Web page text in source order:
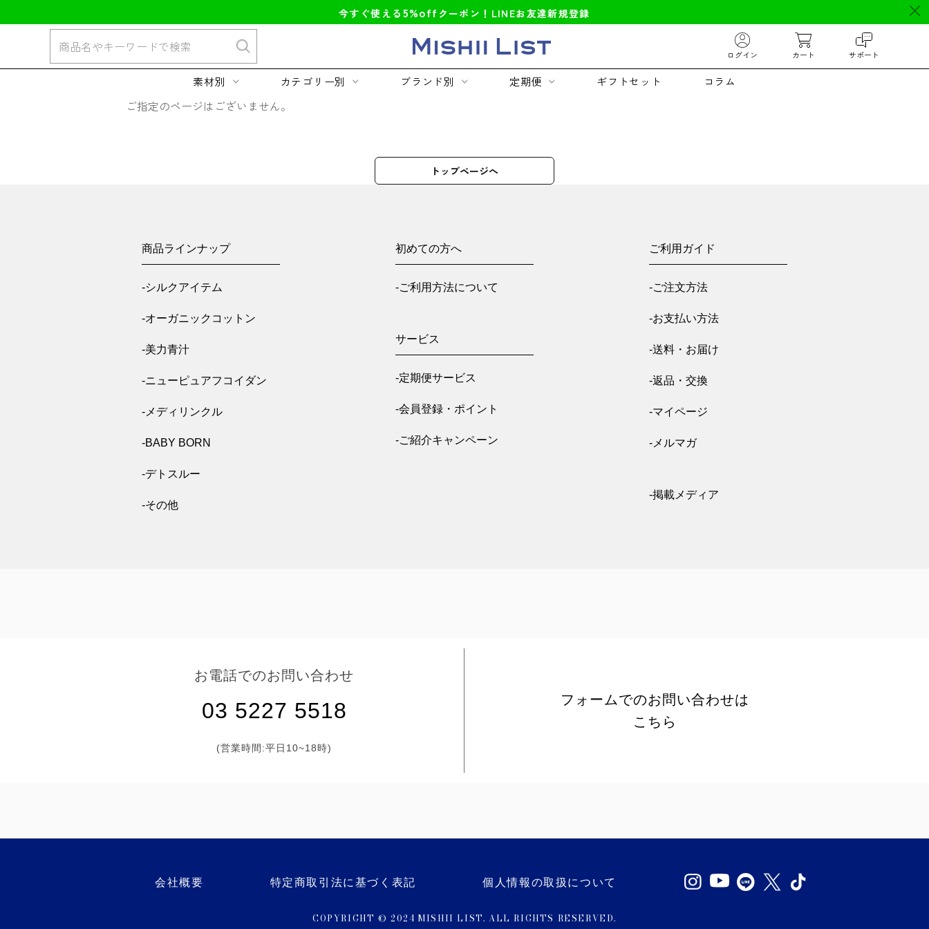
今すぐ使える 5%off クーポン！LINEお友達新規登録
ログイン カート サポート
素材別 カテゴリー別 ブランド別 定期便 ギフトセット コラム
ご指定のページはございません。
トップページへ
商品ラインナップ
-シルクアイテム
-オーガニックコットン
-美力青汁
-ニューピュアフコイダン
-メディリンクル
-BABY BORN
-デトスルー
-その他
初めての方へ
-ご利用方法について
サービス
-定期便サービス
-会員登録・ポイント
-ご紹介キャンペーン
ご利用ガイド
-ご注文方法
-お支払い方法
-送料・お届け
-返品・交換
-マイページ
-メルマガ
-掲載メディア
お電話でのお問い合わせ
03 5227 5518
(営業時間:平日10~18時)
フォームでのお問い合わせは
こちら
会社概要 特定商取引法に基づく表記 個人情報の取扱について
COPYRIGHT © 2024 MISHII LIST. ALL RIGHTS RESERVED.